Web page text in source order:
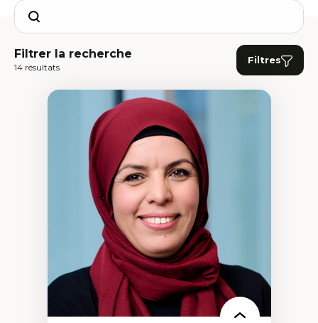
Search
Filtrer la recherche
14 résultats
Filtres